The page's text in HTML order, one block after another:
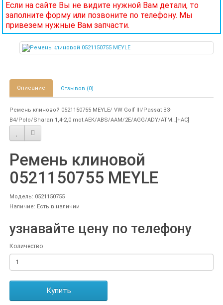
Если на сайте Вы не видите нужной Вам детали, то
заполните форму или позвоните по телефону. Мы
привезем нужные Вам запчасти.
Описание Отзывов (0)
Ремень клиновой 0521150755 MEYLE/ VW Golf III/Passat B3-
B4/Polo/Sharan 1,4-2,0 mot.AEK/ABS/AAM/2E/AGG/ADY/ATM…[+AC]
Ремень клиновой
0521150755 MEYLE
Модель: 0521150755
Наличие: Есть в наличии
узнавайте цену по телефону
Количество
Купить